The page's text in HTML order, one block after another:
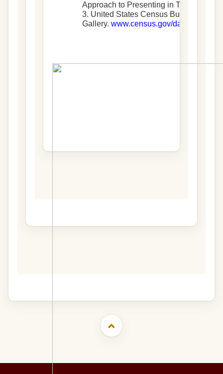
Approach to Presenting in Today’s
3. United States Census Bureau. Data
Gallery. www.census.gov/dataviz/